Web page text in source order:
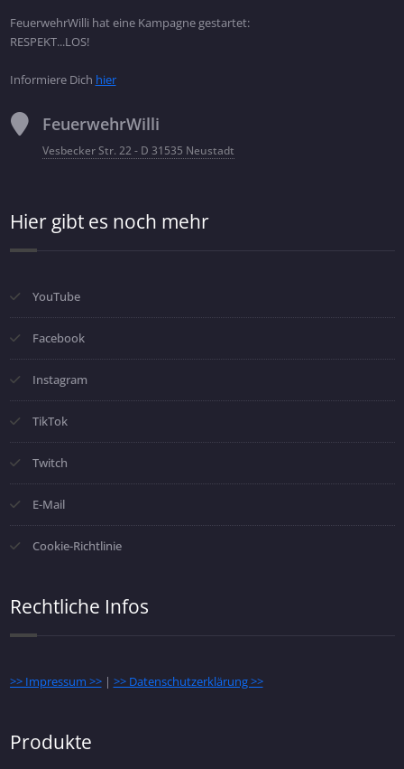
FeuerwehrWilli hat eine Kampagne gestartet:
RESPEKT...LOS!
Informiere Dich hier
FeuerwehrWilli
Vesbecker Str. 22 - D 31535 Neustadt
Hier gibt es noch mehr
YouTube
Facebook
Instagram
TikTok
Twitch
E-Mail
Cookie-Richtlinie
Rechtliche Infos
>> Impressum >>| >> Datenschutzerklärung >>
Produkte